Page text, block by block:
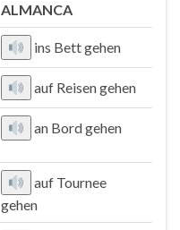
ALMANCA
ins Bett gehen
auf Reisen gehen
an Bord gehen
auf Tournee
gehen